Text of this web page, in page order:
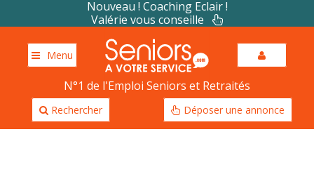
Nouveau ! Coaching Eclair !
Valérie vous conseille
Menu
N°1 de l'Emploi Seniors et Retraités
Rechercher Déposer une annonce